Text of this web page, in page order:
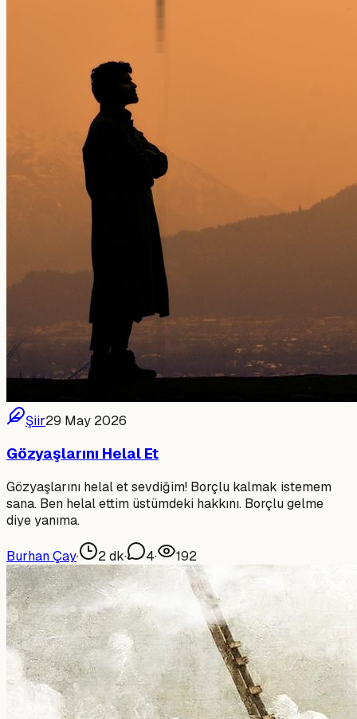
Şiir29 May 2026
Gözyaşlarını Helal Et
Gözyaşlarını helal et sevdiğim! Borçlu kalmak istemem
sana. Ben helal ettim üstümdeki hakkını. Borçlu gelme
diye yanıma.
Burhan Çay· 2dk· 4· 192